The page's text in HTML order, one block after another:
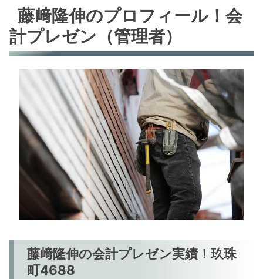
藤﨑隆伸のプロフィール！会
計プレゼン（管理者）
藤﨑隆伸の会計プレゼン実績！玖珠
町4688